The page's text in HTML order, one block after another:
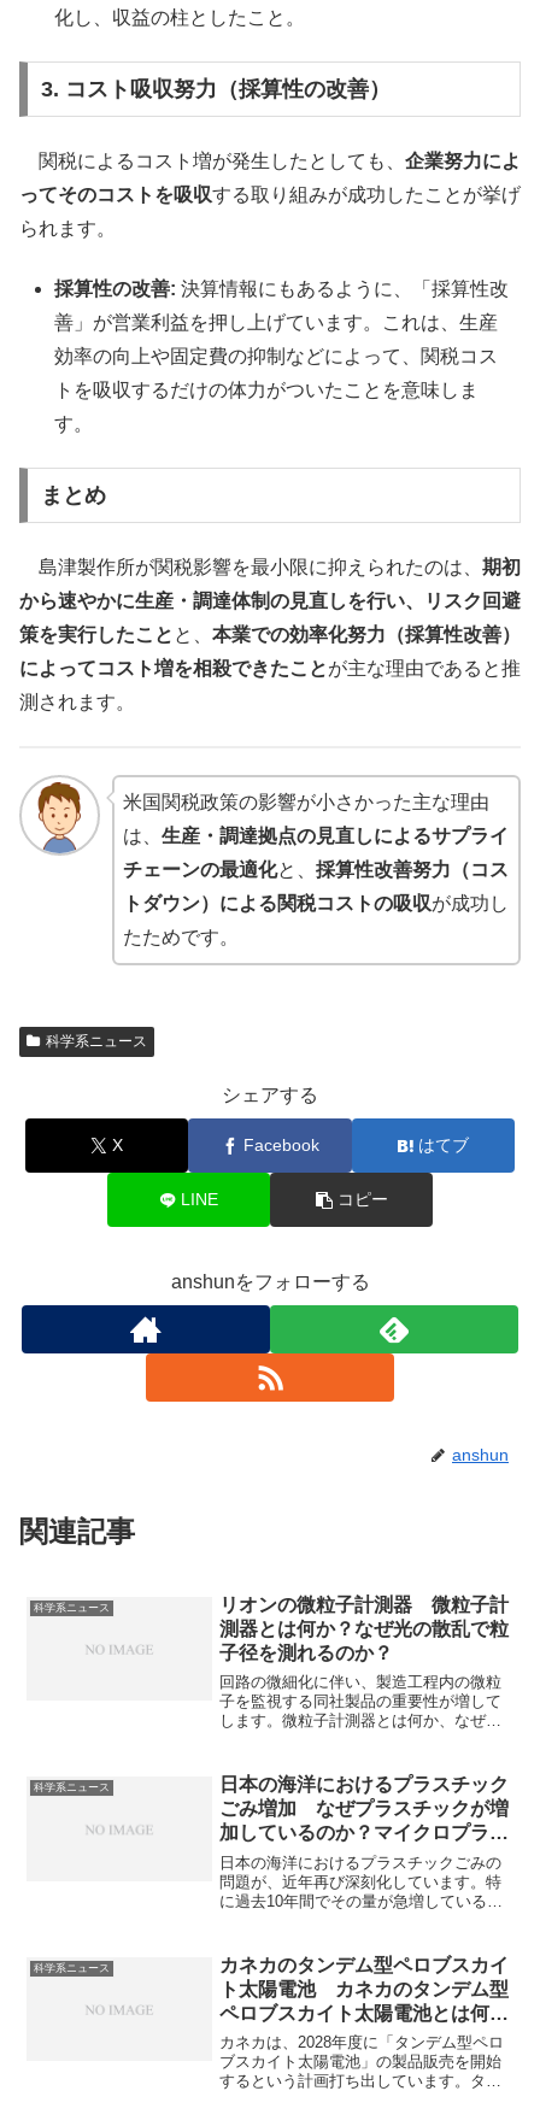
化し、収益の柱としたこと。
3. コスト吸収努力（採算性の改善）
関税によるコスト増が発生したとしても、 企業努力によ
ってそのコストを吸収する取り組みが成功したことが挙げ
られます。
採算性の改善: 決算情報にもあるように、「採算性改
善」が営業利益を押し上げています。これは、生産
効率の向上や固定費の抑制などによって、関税コス
トを吸収するだけの体力がついたことを意味しま
す。
まとめ
島津製作所が関税影響を最小限に抑えられたのは、 期初
から速やかに生産・調達体制の見直しを行い、リスク回避
策を実行したこと と、 本業での効率化努力（採算性改善）
によってコスト増を相殺できたことが主な理由であると推
測されます。
米国関税政策の影響が小さかった主な理由
は、 生産・調達拠点の見直しによるサプライ
チェーンの最適化と、 採算性改善努力（コス
トダウン）による関税コストの吸収が成功し
たためです。
科学系ニュース
シェアする
X Facebook はてブ
LINE コピー
anshunをフォローする
anshun
関連記事
科学系ニュース
リオンの微粒子計測器 微粒子計
測器とは何か？なぜ光の散乱で粒
子径を測れるのか？
回路の微細化に伴い、製造工程内の微粒
子を監視する同社製品の重要性が増して
します。微粒子計測器とは何か、なぜ補
科学系ニュース
日本の海洋におけるプラスチック
ごみ増加 なぜプラスチックが増
加しているのか？マイクロプラス
チックとは何か？
日本の海洋におけるプラスチックごみの
問題が、近年再び深刻化しています。​特
に過去10年間でその量が急増していると
界での分解の困難さが主な原因です。プ
ラスチックの中でも特に問題になってい
るマイクロプラスチックについて、どの
ような対策が行われているかなどを知る
ことができます。
科学系ニュース
カネカのタンデム型ペロブスカイ
ト太陽電池 カネカのタンデム型
ペロブスカイト太陽電池とは何
か？
カネカは、2028年度に「タンデム型ペロ
ブスカイト太陽電池」の製品販売を開始
するという計画打ち出しています。タン